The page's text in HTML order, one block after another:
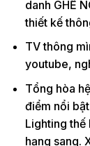
danh GHẾ
thiết kế
TV thông
youtube,
Tổng hòa
điểm nổi
Lighting thế
hạng sang.